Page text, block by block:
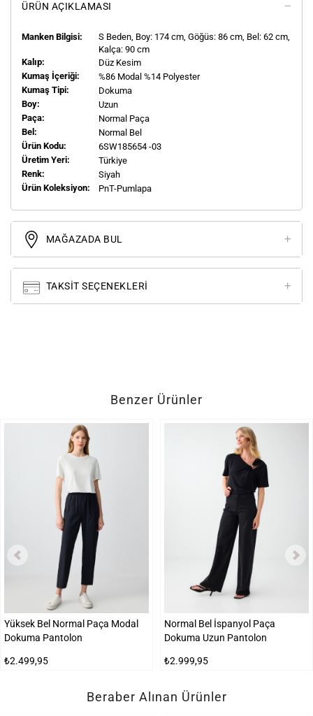
ÜRÜN AÇIKLAMASI
Manken Bilgisi: S Beden, Boy: 174 cm, Göğüs: 86 cm, Bel: 62 cm,
Kalça: 90 cm
Kalıp:
Düz Kesim
Kumaş İçeriği:
%86 Modal %14 Polyester
Kumaş Tipi:
Dokuma
Boy:
Uzun
Paça:
Normal Paça
Bel:
Normal Bel
Ürün Kodu:
6SW185654 -03
Üretim Yeri:
Türkiye
Renk:
Siyah
Ürün Koleksiyon:
PnT-Pumlapa
MAĞAZADA BUL
TAKSIT SEÇENEKLERI
Benzer Ürünler
Yüksek Bel Normal Paça Modal
Dokuma Pantolon
₺2.499,95
Normal Bel İspanyol Paça
Dokuma Uzun Pantolon
₺2.999,95
Beraber Alınan Ürünler